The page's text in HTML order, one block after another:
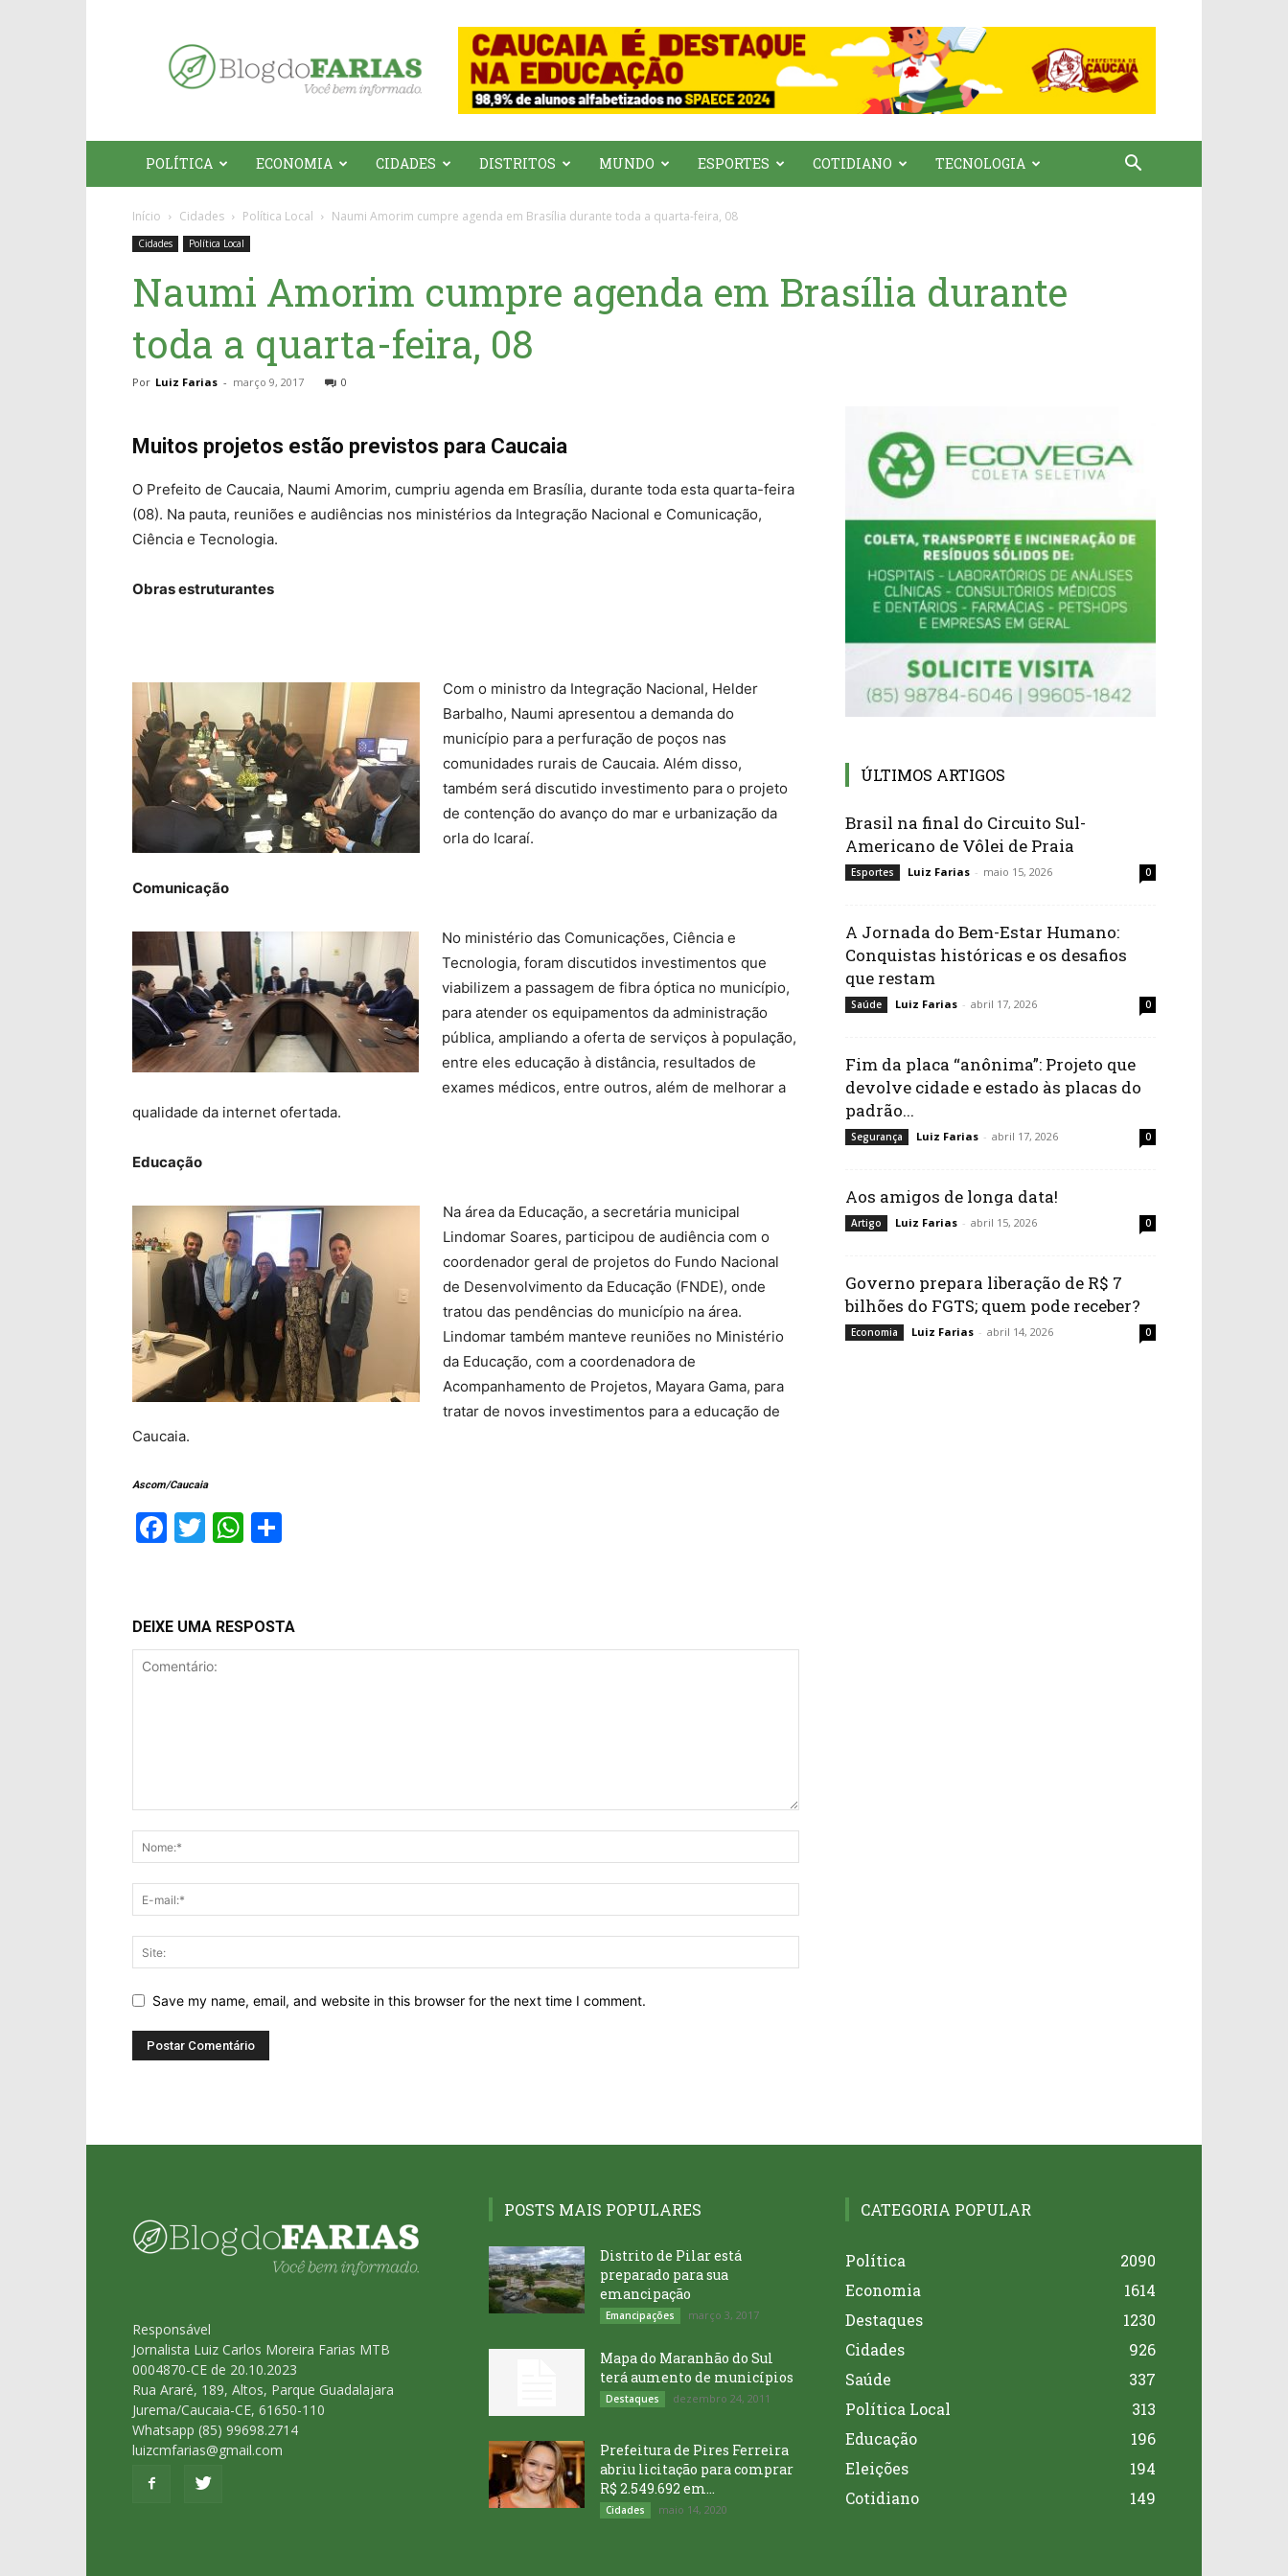
do
Farias
POLÍTICA ECONOMIA CIDADES DISTRITOS MUNDO ESPORTES COTIDIANO TECNOLOGIA
Início Cidades Política Local Naumi Amorim cumpre agenda em Brasília durante toda a quarta-feira, 08
Cidades Política Local
Naumi Amorim cumpre agenda em Brasília durante
toda a quarta-feira, 08
Por Luiz Farias - março 9, 2017 0
Muitos projetos estão previstos para Caucaia
O Prefeito de Caucaia, Naumi Amorim, cumpriu agenda em Brasília, durante toda esta quarta-feira
(08). Na pauta, reuniões e audiências nos ministérios da Integração Nacional e Comunicação,
Ciência e Tecnologia.
Obras estruturantes
Com o ministro da Integração Nacional, Helder
Barbalho, Naumi apresentou a demanda do
município para a perfuração de poços nas
comunidades rurais de Caucaia. Além disso,
também será discutido investimento para o projeto
de contenção do avanço do mar e urbanização da
orla do Icaraí.
Comunicação
No ministério das Comunicações, Ciência e
Tecnologia, foram discutidos investimentos que
viabilizem a passagem de fibra óptica no município,
para atender os equipamentos da administração
pública, ampliando a oferta de serviços à população,
entre eles educação à distância, resultados de
exames médicos, entre outros, além de melhorar a
qualidade da internet ofertada.
Educação
Na área da Educação, a secretária municipal
Lindomar Soares, participou de audiência com o
coordenador geral de projetos do Fundo Nacional
de Desenvolvimento da Educação (FNDE), onde
tratou das pendências do município na área.
Lindomar também manteve reuniões no Ministério
da Educação, com a coordenadora de
Acompanhamento de Projetos, Mayara Gama, para
tratar de novos investimentos para a educação de
Caucaia.
Ascom/Caucaia
Facebook
TwitterWhatsApp
DEIXE UMA RESPOSTA
Save my name, email, and website in this browser for the next time I comment.
ÚLTIMOS ARTIGOS
Brasil na final do Circuito Sul-
Americano de Vôlei de Praia
Esportes Luiz Farias - maio 15, 2026 0
A Jornada do Bem-Estar Humano:
Conquistas históricas e os desafios
que restam
Saúde Luiz Farias - abril 17, 2026 0
Fim da placa “anônima”: Projeto que
devolve cidade e estado às placas do
padrão...
Segurança Luiz Farias - abril 17, 2026 0
Aos amigos de longa data!
Artigo Luiz Farias - abril 15, 2026 0
Governo prepara liberação de R$ 7
bilhões do FGTS; quem pode receber?
Economia Luiz Farias - abril 14, 2026 0
Responsável
Jornalista Luiz Carlos Moreira Farias MTB
0004870-CE de 20.10.2023
Rua Araré, 189, Altos, Parque Guadalajara
Jurema/Caucaia-CE, 61650-110
Whatsapp (85) 99698.2714
luizcmfarias@gmail.com
POSTS MAIS POPULARES
Distrito de Pilar está
preparado para sua
emancipação
Emancipações março 3, 2017
Mapa do Maranhão do Sul
terá aumento de municípios
Destaques dezembro 24, 2011
Prefeitura de Pires Ferreira
abriu licitação para comprar
R$ 2.549.692 em...
Cidades maio 14, 2020
CATEGORIA POPULAR
Política
2090
Economia
1614
Destaques
1230
Cidades
926
Saúde
337
Política Local
313
Educação
196
Eleições
194
Cotidiano
149